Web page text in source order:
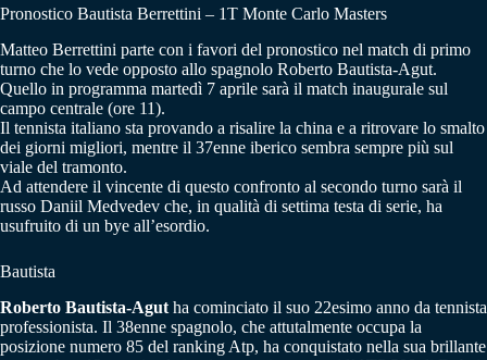
Pronostico Bautista Berrettini – 1T Monte Carlo Masters
Matteo Berrettini parte con i favori del pronostico nel match di primo
turno che lo vede opposto allo spagnolo Roberto Bautista-Agut.
Quello in programma martedì 7 aprile sarà il match inaugurale sul
campo centrale (ore 11).
Il tennista italiano sta provando a risalire la china e a ritrovare lo smalto
dei giorni migliori, mentre il 37enne iberico sembra sempre più sul
viale del tramonto.
Ad attendere il vincente di questo confronto al secondo turno sarà il
russo Daniil Medvedev che, in qualità di settima testa di serie, ha
usufruito di un bye all’esordio.
Bautista
Roberto Bautista-Agut ha cominciato il suo 22esimo anno da tennista
professionista. Il 38enne spagnolo, che attutalmente occupa la
posizione numero 85 del ranking Atp, ha conquistato nella sua brillante